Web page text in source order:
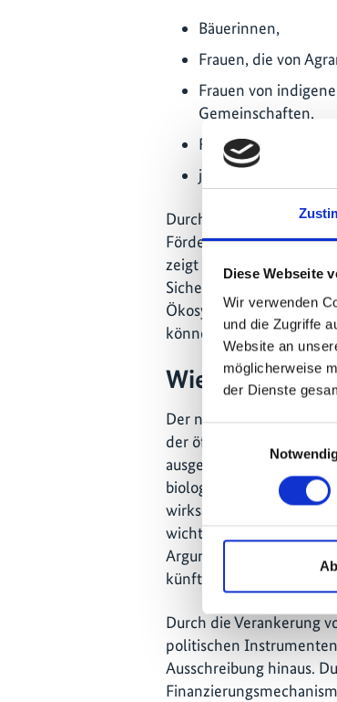
Diese Webseite
Wir verwenden
und die Zugriffe
Website an
möglicherweise
der Dienste
Bäuerinnen,
Frauen, die von
Frauen von
Gemeinschaften,
Frauen aus Städten
junge Frauen aus
Durch die Verknüpfung
Förderung produktiver
zeigt die Ausschreibung,
Sicherung des
Ökosystemleistungen
können.
Wie geht es
Der nächste Schritt für
der öffentlichen
ausgewählten Projekte
biologischen Vielfalt und
wirksam in produktive
wichtig, um die
Argumente für die
künftige politische
Durch die Verankerung
politischen
Ausschreibung hinaus.